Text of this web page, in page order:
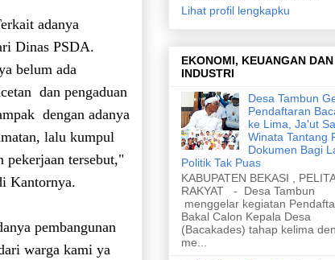
adanya
Dinas PSDA.
belum ada
dan pengaduan
dengan adanya
lalu kumpul
pekerjaan tersebut,"
Kantornya.
pembangunan
warga kami ya
Lihat profil lengkapku
EKONOMI, KEUANGAN DAN
INDUSTRI
Desa Tambun
Pendaftaran
ke Lima, Ja'ut
Winata Tantang
Dokumen Bagi
Politik Tak Puas
KABUPATEN BEKASI , PELITA
RAKYAT - Desa Tambun
menggelar kegiatan
Bakal Calon Kepala Desa
(Bacakades) tahap kelima
me...